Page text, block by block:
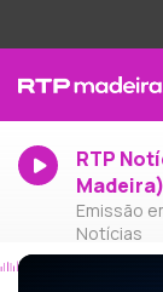
RTP
Madeira)
Emissão
Notícias